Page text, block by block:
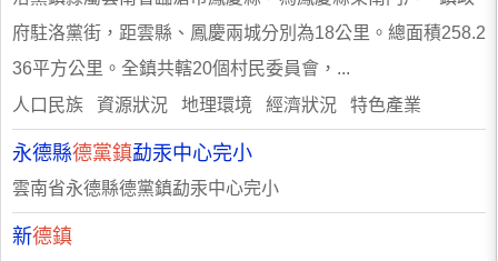
府駐洛黨街，距雲縣、鳳慶兩城分別為18公里。總面積258.2
36平方公里。全鎮共轄20個村民委員會，...
人口民族 資源狀況 地理環境 經濟狀況 特色產業
永德縣德黨鎮勐汞中心完小
雲南省永德縣德黨鎮勐汞中心完小
新德鎮